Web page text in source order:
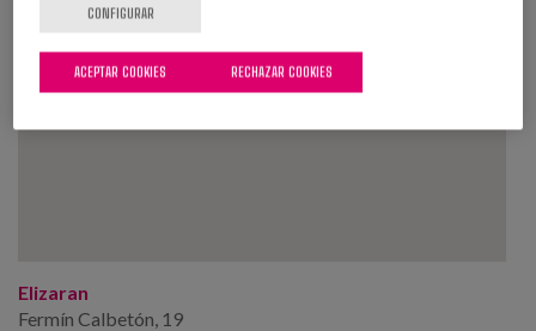
Elizaran
Fermín Calbetón, 19
CONFIGURAR
RECHAZAR COOKIES
ACEPTAR COOKIES